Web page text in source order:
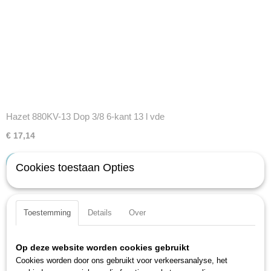
Hazet 880KV-13 Dop 3/8 6-kant 13 l vde
€ 17,14
IN WINKELWAGEN
Cookies toestaan Opties
Toestemming Details Over
Op deze website worden cookies gebruikt
Cookies worden door ons gebruikt voor verkeersanalyse, het